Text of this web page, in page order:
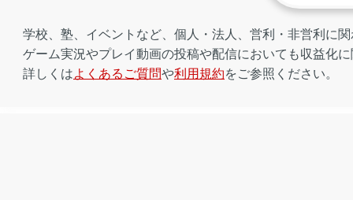
学校、塾、イベントなど、個人・法人、営利・非営利に
ゲーム実況やプレイ動画の投稿や配信においても収益化
詳しくはよくあるご質問や利用規約をご参照ください。